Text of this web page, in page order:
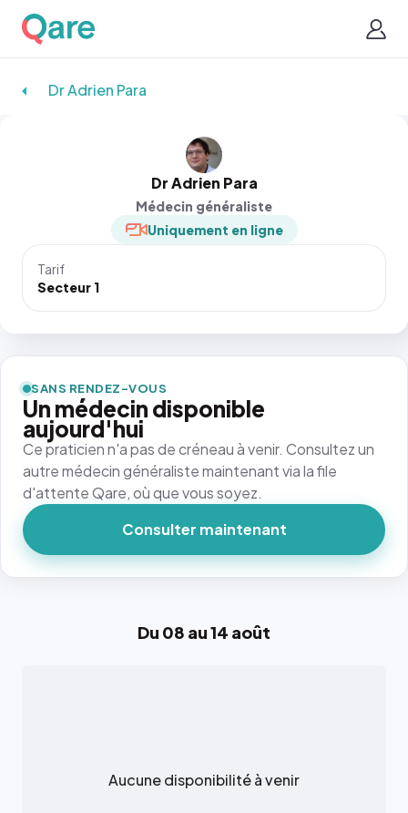
Dr Adrien Para
Dr Adrien Para
Médecin généraliste
Uniquement en ligne
Tarif
Secteur 1
Du 08 au 14 août
Aucune disponibilité à venir
SANS RENDEZ-VOUS
Un médecin disponible
aujourd'hui
Ce praticien n'a pas de créneau à venir. Consultez un
autre médecin généraliste maintenant via la file
d'attente Qare, où que vous soyez.
Consulter maintenant